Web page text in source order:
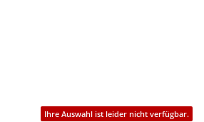
Ihre Auswahl ist leider nicht verfügbar.